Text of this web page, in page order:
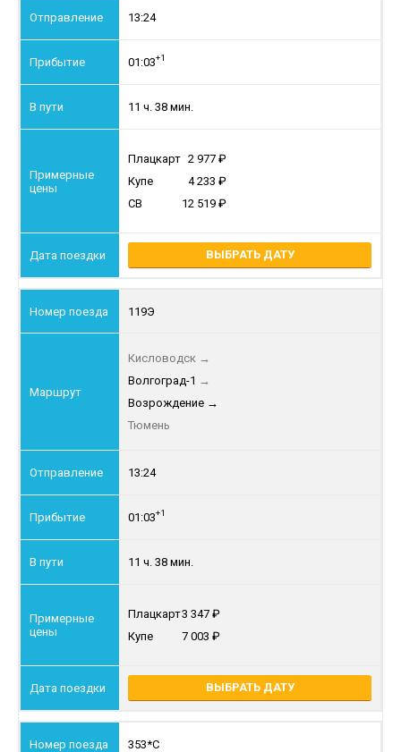
13:24
01:03+1
11 ч. 38 мин.
Плацкарт 2 977
Купе
4 233
СВ
12 519
ВЫБРАТЬ ДАТУ
119Э
Кисловодск →
Волгоград-1 →
Возрождение →
Тюмень
13:24
01:03+1
11 ч. 38 мин.
Плацкарт3 347
Купе
7 003
ВЫБРАТЬ ДАТУ
353*С